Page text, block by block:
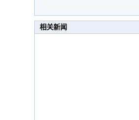
相关新闻